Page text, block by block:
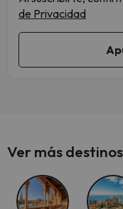
de Privacidad
Ver más destinos